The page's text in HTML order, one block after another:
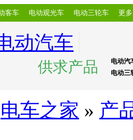
客车 电动观光车 电动三轮车 更多
动汽车
供求产品
电动汽
电动三
电车之家 » 产